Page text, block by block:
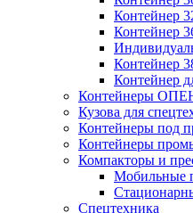
Контейнер
Контейнер
Контейнер
Контейнер
Контейнеры
Кузова для
Контейнеры под
Контейнеры
Компакторы и
Мобильные
Спецтехника